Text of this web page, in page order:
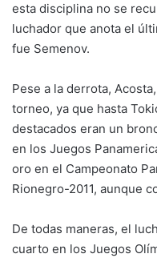
esta disciplina no se
luchador que anota el
fue Semenov.
Pese a la derrota,
torneo, ya que hasta
destacados eran un
en los Juegos
oro en el Campeonato
Rionegro-2011, aunque
De todas maneras, el
cuarto en los Juegos